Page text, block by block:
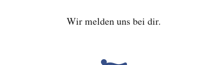
Wir melden uns bei dir.